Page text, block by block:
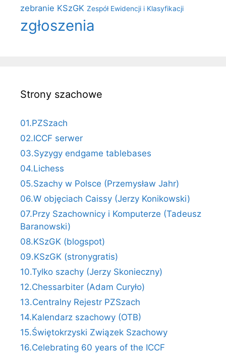
zebranie KSzGK Zespół Ewidencji i Klasyfikacji
zgłoszenia
Strony szachowe
01.PZSzach
02.ICCF serwer
03.Syzygy endgame tablebases
04.Lichess
05.Szachy w Polsce (Przemysław Jahr)
06.W objęciach Caissy (Jerzy Konikowski)
07.Przy Szachownicy i Komputerze (Tadeusz
Baranowski)
08.KSzGK (blogspot)
09.KSzGK (stronygratis)
10.Tylko szachy (Jerzy Skonieczny)
12.Chessarbiter (Adam Curyło)
13.Centralny Rejestr PZSzach
14.Kalendarz szachowy (OTB)
15.Świętokrzyski Związek Szachowy
16.Celebrating 60 years of the ICCF